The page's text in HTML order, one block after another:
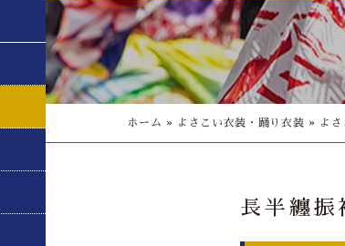
ホーム » よさこい衣装・踊り衣装 » よ
長半纏振